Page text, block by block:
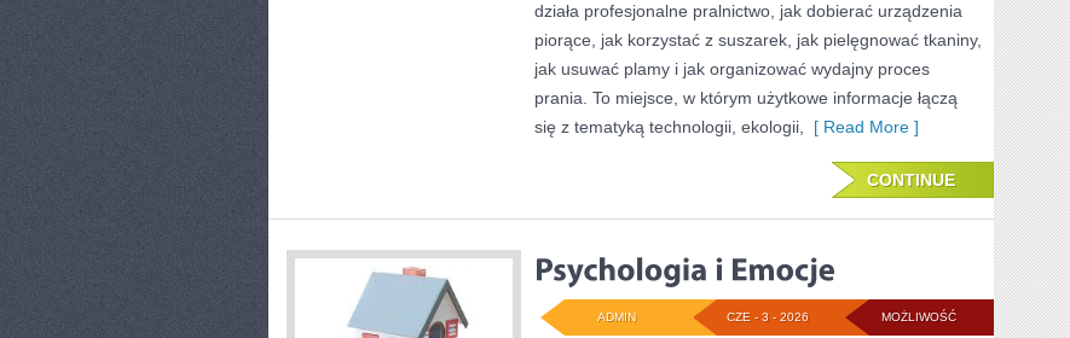
działa profesjonalne pralnictwo, jak dobierać urządzenia
piorące, jak korzystać z suszarek, jak pielęgnować tkaniny,
jak usuwać plamy i jak organizować wydajny proces
prania. To miejsce, w którym użytkowe informacje łączą
się z tematyką technologii, ekologii,
[ Read More ]
CONTINUE
MOŻLIWOŚĆ
CZE - 3 - 2026
ADMIN